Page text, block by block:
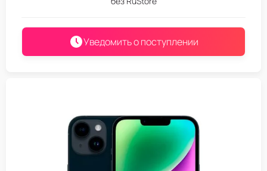
Уведомить о поступлении